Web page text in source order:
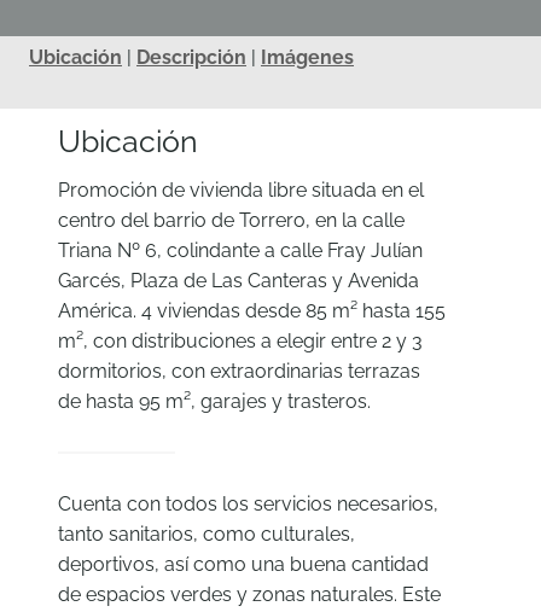
Ubicación | Descripción | Imágenes
Ubicación
Promoción de vivienda libre situada en el
centro del barrio de Torrero, en la calle
Triana Nº 6, colindante a calle Fray Julían
Garcés, Plaza de Las Canteras y Avenida
América. 4 viviendas desde 85 m² hasta 155
m², con distribuciones a elegir entre 2 y 3
dormitorios, con extraordinarias terrazas
de hasta 95 m², garajes y trasteros.
Cuenta con todos los servicios necesarios,
tanto sanitarios, como culturales,
deportivos, así como una buena cantidad
de espacios verdes y zonas naturales. Este